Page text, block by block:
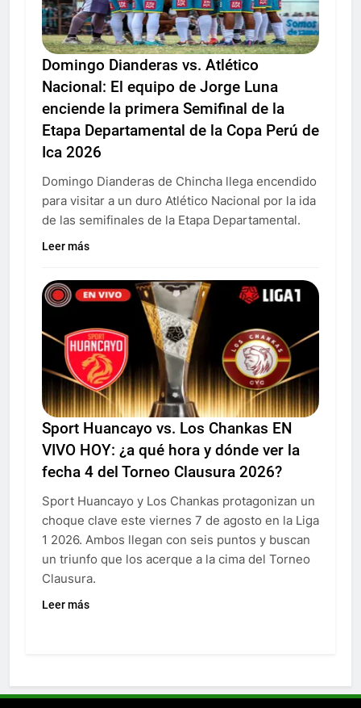
Domingo Dianderas vs. Atlético
Nacional: El equipo de Jorge Luna
enciende la primera Semifinal de la
Etapa Departamental de la Copa Perú de
Ica 2026
Domingo Dianderas de Chincha llega encendido
para visitar a un duro Atlético Nacional por la ida
de las semifinales de la Etapa Departamental.
Leer más
Sport Huancayo vs. Los Chankas EN
VIVO HOY: ¿a qué hora y dónde ver la
fecha 4 del Torneo Clausura 2026?
Sport Huancayo y Los Chankas protagonizan un
choque clave este viernes 7 de agosto en la Liga
1 2026. Ambos llegan con seis puntos y buscan
un triunfo que los acerque a la cima del Torneo
Clausura.
Leer más